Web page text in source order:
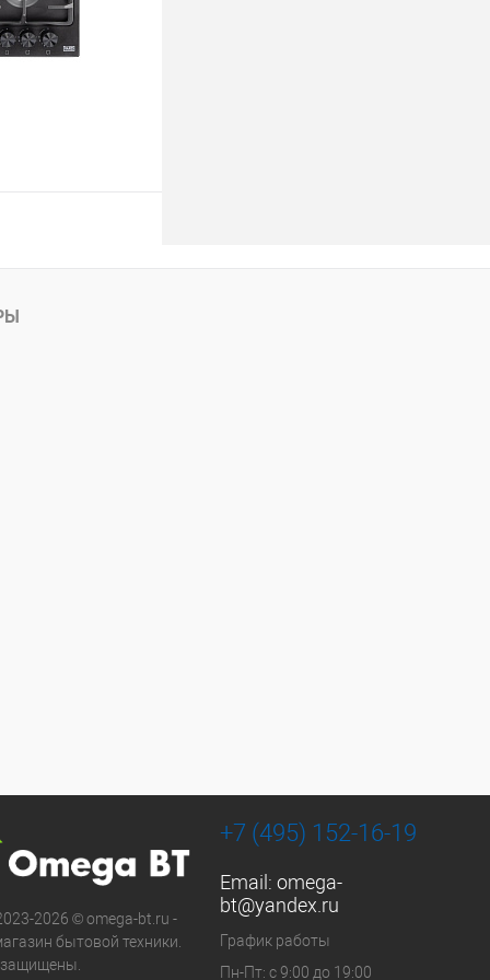
2026 © omega-bt.ru -
бытовой техники.
+7 (495) 152-16-19
Email: omega-
bt@yandex.ru
График работы
Пн-Пт: с 9:00 до 19:00